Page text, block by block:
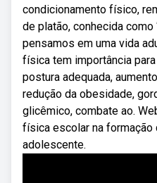
condicionamento físico,
de platão, conhecida como
pensamos em uma vida
física tem importância
postura adequada,
redução da obesidade,
glicêmico, combate ao.
física escolar na formação
adolescente.